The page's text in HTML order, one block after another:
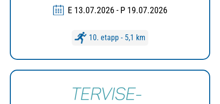
E 13.07.2026 - P 19.07.2026
10. etapp - 5,1 km